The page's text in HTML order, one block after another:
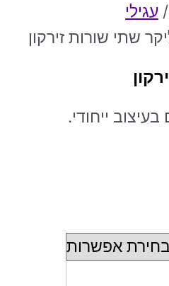
/ עגילי
שתי שורות זירקון
בעיצוב ייחודי.